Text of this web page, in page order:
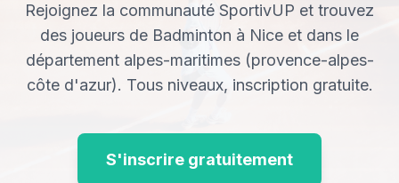
Rejoignez la communauté SportivUP et trouvez
des joueurs de Badminton à Nice et dans le
département alpes-maritimes (provence-alpes-
côte d'azur). Tous niveaux, inscription gratuite.
S'inscrire gratuitement